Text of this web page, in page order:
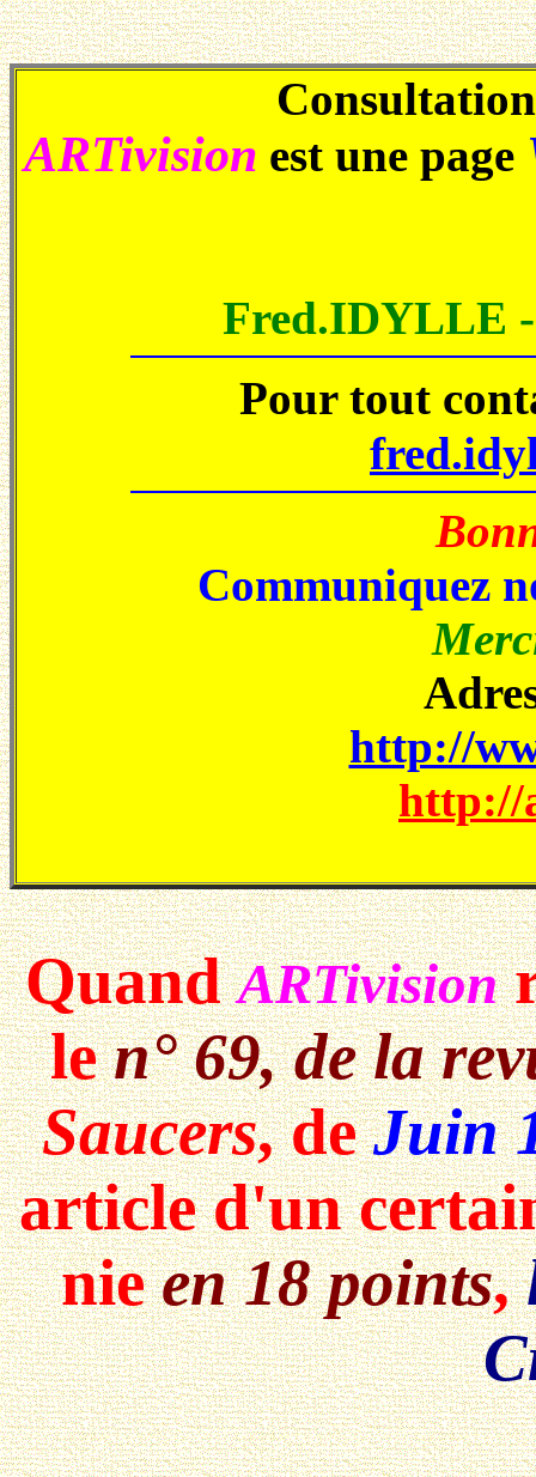
ARTivision est une page
Fred.IDYLLE
Pour tout
Communiquez
http://
http://
QuandARTivision
len° 69, de la
Saucers, deJuin
article d'un
nieen 18 points,